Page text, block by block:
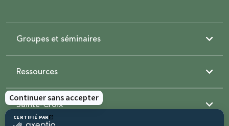
Groupes et séminaires
Ressources
Sainte-Croix